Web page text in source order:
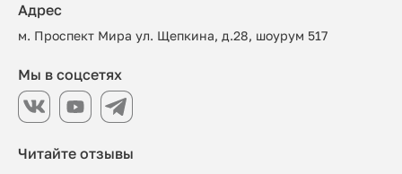
Читайте отзывы
Адрес
м. Проспект Мира ул. Щепкина, д.28, шоурум 517
Мы в соцсетях